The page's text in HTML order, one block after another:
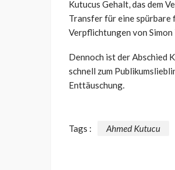
Kutucus Gehalt, das dem
Transfer für eine spürbare
Verpflichtungen von
Dennoch ist der Abschied
schnell zum
Enttäuschung.
Tags : Ahmed Kutucu